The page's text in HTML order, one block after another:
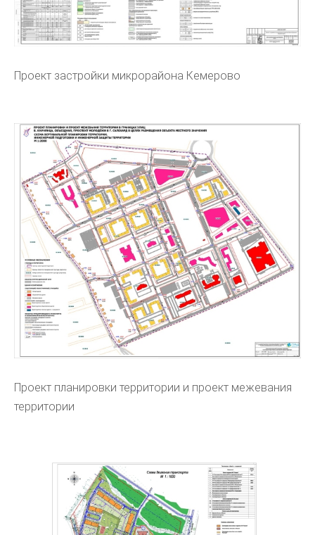
Проект застройки микрорайона Кемерово
Проект планировки территории и проект межевания
территории